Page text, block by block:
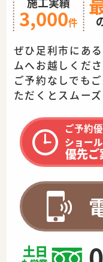
3,000件
ぜひ足利市にあ
ムへお越しくださ
ご予約なしでも
ただくとスムー
ご予約
ショー
優先ご